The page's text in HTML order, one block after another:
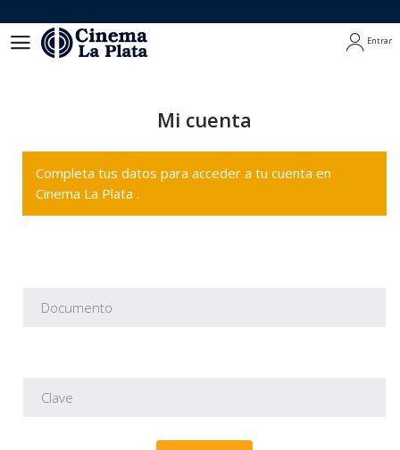
Entrar
Mi cuenta
Completa tus datos para acceder a tu cuenta en
Cinema La Plata .